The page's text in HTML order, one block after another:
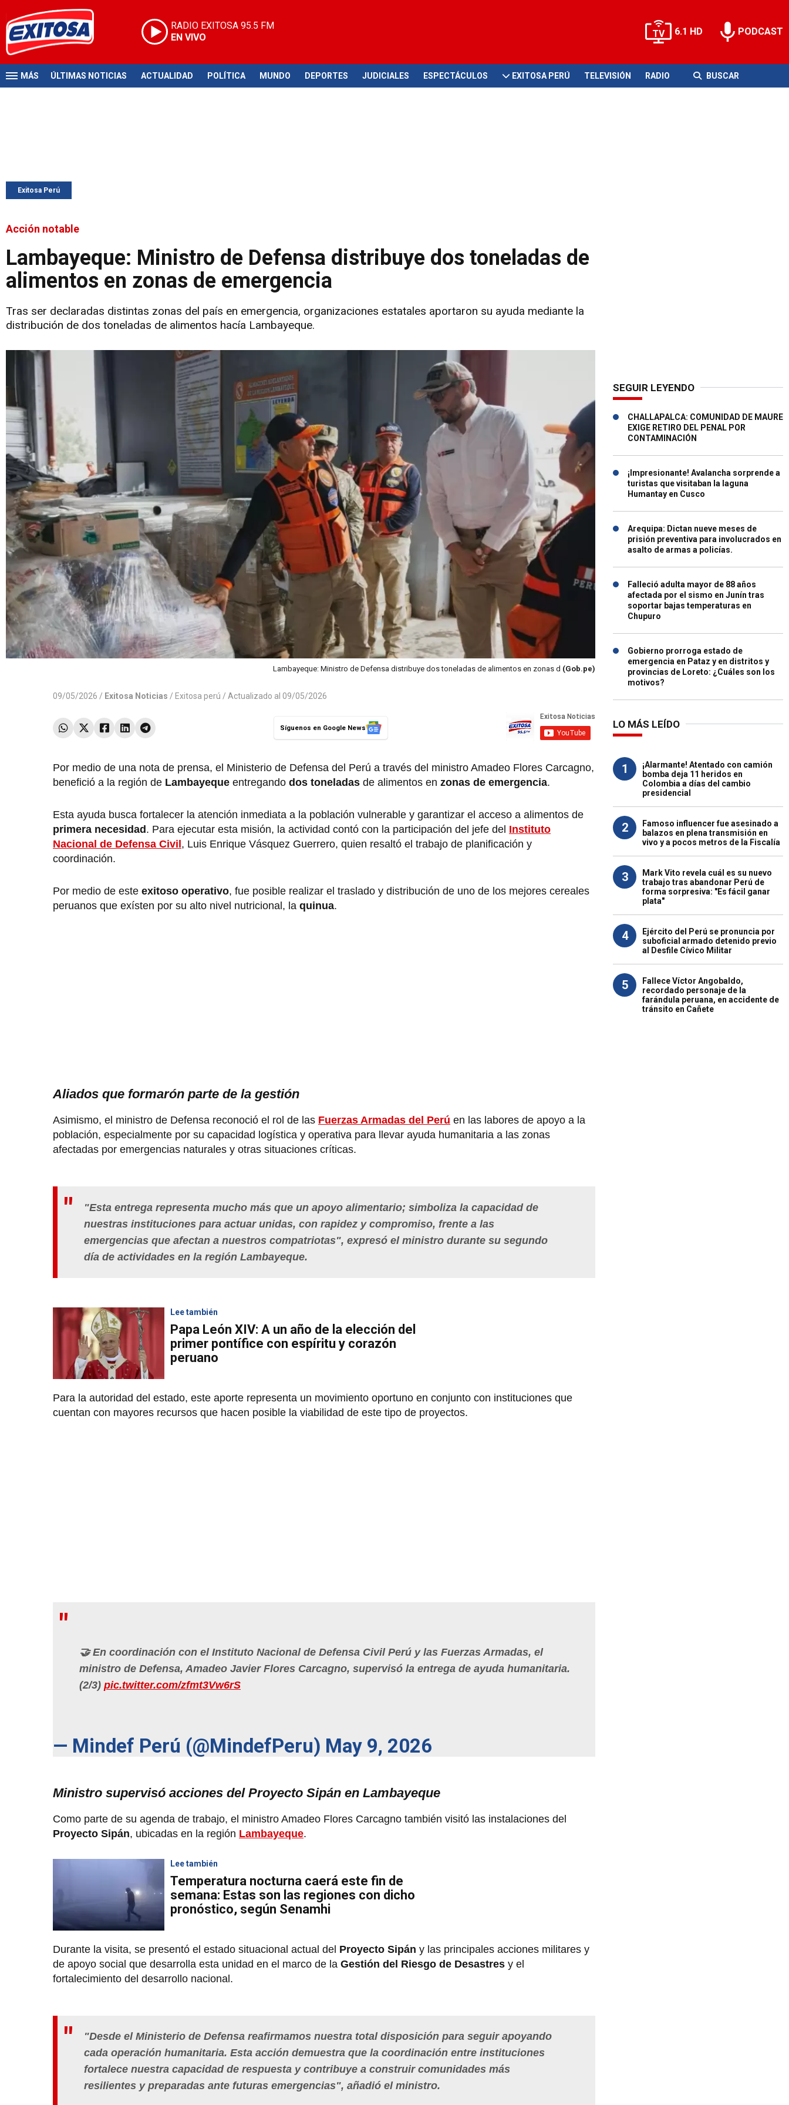
RADIO EXITOSA 95.5 FM
EN VIVO
6.1 HD PODCAST
MÁS ÚLTIMAS NOTICIAS ACTUALIDAD POLÍTICA MUNDO DEPORTES JUDICIALES ESPECTÁCULOS EXITOSA PERÚ TELEVISIÓN RADIO BUSCAR
Exitosa Perú
Acción notable
Lambayeque: Ministro de Defensa distribuye dos toneladas de
alimentos en zonas de emergencia
Tras ser declaradas distintas zonas del país en emergencia, organizaciones estatales aportaron su ayuda mediante la
distribución de dos toneladas de alimentos hacía Lambayeque.
Lambayeque: Ministro de Defensa distribuye dos toneladas de alimentos en zonas d (Gob.pe)
09/05/2026 / Exitosa Noticias / Exitosa perú / Actualizado al 09/05/2026
Síguenos en Google News
Por medio de una nota de prensa, el Ministerio de Defensa del Perú a través del ministro Amadeo Flores Carcagno,
benefició a la región de Lambayeque entregando dos toneladas de alimentos en zonas de emergencia.
Esta ayuda busca fortalecer la atención inmediata a la población vulnerable y garantizar el acceso a alimentos de
primera necesidad . Para ejecutar esta misión, la actividad contó con la participación del jefe del Instituto
Nacional de Defensa Civil , Luis Enrique Vásquez Guerrero, quien resaltó el trabajo de planificación y
coordinación.
Por medio de este exitoso operativo, fue posible realizar el traslado y distribución de uno de los mejores cereales
peruanos que exísten por su alto nivel nutricional, la quinua.
Aliados que formarón parte de la gestión
Asimismo, el ministro de Defensa reconoció el rol de las Fuerzas Armadas del Perú en las labores de apoyo a la
población, especialmente por su capacidad logística y operativa para llevar ayuda humanitaria a las zonas
afectadas por emergencias naturales y otras situaciones críticas.
"Esta entrega representa mucho más que un apoyo alimentario; simboliza la capacidad de
nuestras instituciones para actuar unidas, con rapidez y compromiso, frente a las
emergencias que afectan a nuestros compatriotas", expresó el ministro durante su segundo
día de actividades en la región Lambayeque.
Lee también
Papa León XIV: A un año de la elección del
primer pontífice con espíritu y corazón
peruano
Para la autoridad del estado, este aporte representa un movimiento oportuno en conjunto con instituciones que
cuentan con mayores recursos que hacen posible la viabilidad de este tipo de proyectos.
🤝 En coordinación con el Instituto Nacional de Defensa Civil Perú y las Fuerzas Armadas, el
ministro de Defensa, Amadeo Javier Flores Carcagno, supervisó la entrega de ayuda humanitaria.
(2/3) pic.twitter.com/zfmt3Vw6rS
— Mindef Perú (@MindefPeru) May 9, 2026
Ministro supervisó acciones del Proyecto Sipán en Lambayeque
Como parte de su agenda de trabajo, el ministro Amadeo Flores Carcagno también visitó las instalaciones del
Proyecto Sipán, ubicadas en la región Lambayeque.
Lee también
Temperatura nocturna caerá este fin de
semana: Estas son las regiones con dicho
pronóstico, según Senamhi
Durante la visita, se presentó el estado situacional actual del Proyecto Sipán y las principales acciones militares y
de apoyo social que desarrolla esta unidad en el marco de la Gestión del Riesgo de Desastres y el
fortalecimiento del desarrollo nacional.
"Desde el Ministerio de Defensa reafirmamos nuestra total disposición para seguir apoyando
cada operación humanitaria. Esta acción demuestra que la coordinación entre instituciones
fortalece nuestra capacidad de respuesta y contribuye a construir comunidades más
resilientes y preparadas ante futuras emergencias", añadió el ministro.
SEGUIR LEYENDO
CHALLAPALCA: COMUNIDAD DE MAURE
EXIGE RETIRO DEL PENAL POR
CONTAMINACIÓN
¡Impresionante! Avalancha sorprende a
turistas que visitaban la laguna
Humantay en Cusco
Arequipa: Dictan nueve meses de
prisión preventiva para involucrados en
asalto de armas a policías.
Falleció adulta mayor de 88 años
afectada por el sismo en Junín tras
soportar bajas temperaturas en
Chupuro
Gobierno prorroga estado de
emergencia en Pataz y en distritos y
provincias de Loreto: ¿Cuáles son los
motivos?
LO MÁS LEÍDO
1
¡Alarmante! Atentado con camión
bomba deja 11 heridos en
Colombia a días del cambio
presidencial
2
Famoso influencer fue asesinado a
balazos en plena transmisión en
vivo y a pocos metros de la Fiscalía
3
Mark Vito revela cuál es su nuevo
trabajo tras abandonar Perú de
forma sorpresiva: "Es fácil ganar
plata"
4
Ejército del Perú se pronuncia por
suboficial armado detenido previo
al Desfile Cívico Militar
5
Fallece Víctor Angobaldo,
recordado personaje de la
farándula peruana, en accidente de
tránsito en Cañete